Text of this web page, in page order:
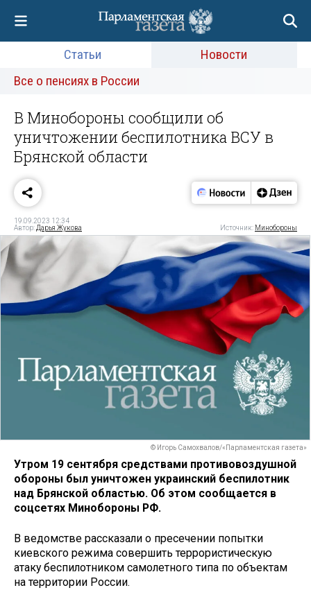
Статьи
Новости
Все о пенсиях в России
В Минобороны сообщили об
уничтожении беспилотника ВСУ в
Брянской области
19.09.2023 12:34
Автор: Дарья Жукова Источник: Минобороны
© Игорь Самохвалов/«Парламентская газета»
Утром 19 сентября средствами противовоздушной
обороны был уничтожен украинский беспилотник
над Брянской областью. Об этом сообщается в
соцсетях Минобороны РФ.
В ведомстве рассказали о пресечении попытки
киевского режима совершить террористическую
атаку беспилотником самолетного типа по объектам
на территории России.